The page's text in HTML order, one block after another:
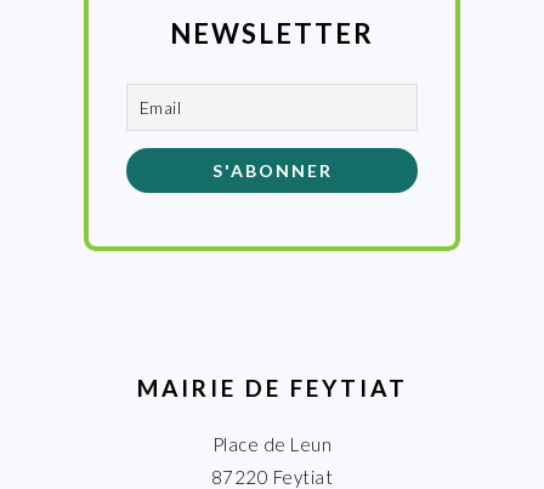
NEWSLETTER
MAIRIE DE FEYTIAT
Place de Leun
87220 Feytiat